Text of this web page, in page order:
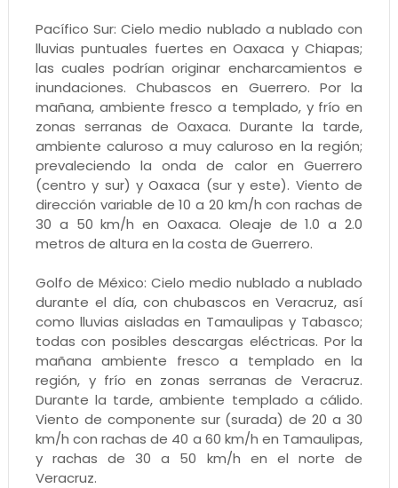
Pacífico Sur: Cielo medio nublado a nublado con
lluvias puntuales fuertes en Oaxaca y Chiapas;
las cuales podrían originar encharcamientos e
inundaciones. Chubascos en Guerrero. Por la
mañana, ambiente fresco a templado, y frío en
zonas serranas de Oaxaca. Durante la tarde,
ambiente caluroso a muy caluroso en la región;
prevaleciendo la onda de calor en Guerrero
(centro y sur) y Oaxaca (sur y este). Viento de
dirección variable de 10 a 20 km/h con rachas de
30 a 50 km/h en Oaxaca. Oleaje de 1.0 a 2.0
metros de altura en la costa de Guerrero.
Golfo de México: Cielo medio nublado a nublado
durante el día, con chubascos en Veracruz, así
como lluvias aisladas en Tamaulipas y Tabasco;
todas con posibles descargas eléctricas. Por la
mañana ambiente fresco a templado en la
región, y frío en zonas serranas de Veracruz.
Durante la tarde, ambiente templado a cálido.
Viento de componente sur (surada) de 20 a 30
km/h con rachas de 40 a 60 km/h en Tamaulipas,
y rachas de 30 a 50 km/h en el norte de
Veracruz.